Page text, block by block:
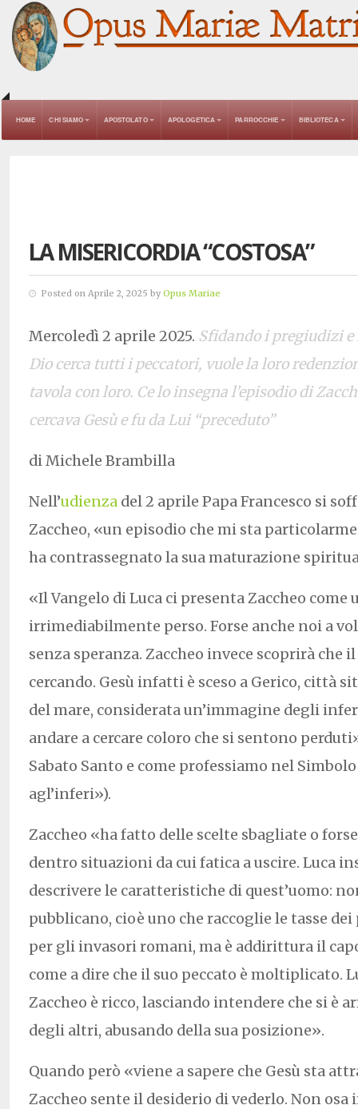
HOME CHI SIAMO APOSTOLATO APOLOGETICA PARROCCHIE BIBLIOTECA
LA MISERICORDIA “COSTOSA”
Posted on Aprile 2, 2025 by Opus Mariae
Mercoledì 2 aprile 2025. Sfidando i pregiudizi e
Dio cerca tutti i peccatori, vuole la loro
tavola con loro. Ce lo insegna l’episodio di
cercava Gesù e fu da Lui “preceduto”
di Michele Brambilla
Nell’udienza del 2 aprile Papa Francesco si
Zaccheo, «un episodio che mi sta
ha contrassegnato la sua maturazione
«Il Vangelo di Luca ci presenta Zaccheo come
irrimediabilmente perso. Forse anche noi a
senza speranza. Zaccheo invece scoprirà che
cercando. Gesù infatti è sceso a Gerico, città
del mare, considerata un’immagine degli
andare a cercare coloro che si sentono
Sabato Santo e come professiamo nel
agl’inferi»).
Zaccheo «ha fatto delle scelte sbagliate o
dentro situazioni da cui fatica a uscire. Luca
descrivere le caratteristiche di quest’uomo:
pubblicano, cioè uno che raccoglie le tasse
per gli invasori romani, ma è addirittura il
come a dire che il suo peccato è moltiplicato.
Zaccheo è ricco, lasciando intendere che si è
degli altri, abusando della sua posizione».
Quando però «viene a sapere che Gesù sta
Zaccheo sente il desiderio di vederlo. Non